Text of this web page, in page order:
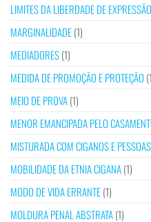
LIMITES DA LIBERDADE DE EXPRESSÃO
MARGINALIDADE(1)
MEDIADORES(1)
MEDIDA DE PROMOÇÃO E PROTEÇÃO
MEIO DE PROVA(1)
MENOR EMANCIPADA PELO
MISTURADA COM CIGANOS E
MOBILIDADE DA ETNIA CIGANA(1)
MODO DE VIDA ERRANTE(1)
MOLDURA PENAL ABSTRATA(1)